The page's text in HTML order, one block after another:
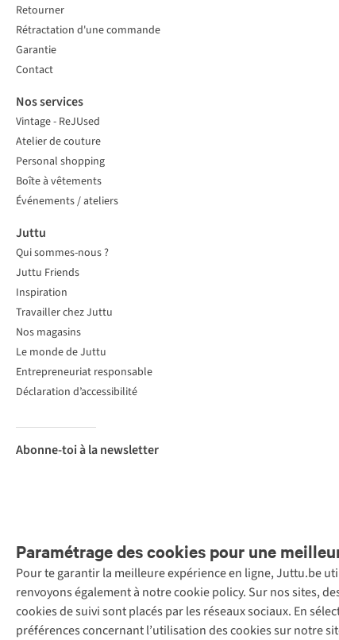
Paramétrage des cookies pour une
Pour te garantir la meilleure expérience en ligne, Juttu.be
renvoyons également à notre cookie policy. Sur nos sites,
cookies de suivi sont placés par les réseaux sociaux. En
préférences concernant l’utilisation des cookies sur notre
Retourner
Rétractation d'une commande
Garantie
Contact
Nos services
Vintage - ReJUsed
Atelier de couture
Personal shopping
Boîte à vêtements
Événements / ateliers
Juttu
Qui sommes-nous ?
Juttu Friends
Inspiration
Travailler chez Juttu
Nos magasins
Le monde de Juttu
Entrepreneuriat responsable
Déclaration d’accessibilité
Abonne-toi à la newsletter
Retail Concepts
N.V.,